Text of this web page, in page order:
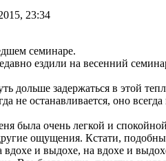
23:34
семинаре.
ездили на весенний
дольше задержаться в этой
не останавливается, оно
была очень легкой и
ощущения. Кстати,
вдохе и выдохе, на вдохе и